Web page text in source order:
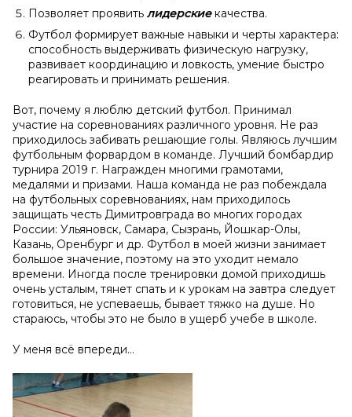
Позволяет проявить лидерскиекачества.
Футбол формирует важные навыки и черты характера:
способность выдерживать физическую нагрузку,
развивает координацию и ловкость, умение быстро
реагировать и принимать решения.
Вот, почему я люблю детский футбол. Принимал
участие на соревнованиях различного уровня. Не раз
приходилось забивать решающие голы. Являюсь лучшим
футбольным форвардом в команде. Лучший бомбардир
турнира 2019 г. Награжден многими грамотами,
медалями и призами. Наша команда не раз побеждала
на футбольных соревнованиях, нам приходилось
защищать честь Димитровграда во многих городах
России: Ульяновск, Самара, Сызрань, Йошкар-Олы,
Казань, Оренбург и др. Футбол в моей жизни занимает
большое значение, поэтому на это уходит немало
времени. Иногда после тренировки домой приходишь
очень усталым, тянет спать и к урокам на завтра следует
готовиться, не успеваешь, бывает тяжко на душе. Но
стараюсь, чтобы это не было в ущерб учебе в школе.
У меня всё впереди…